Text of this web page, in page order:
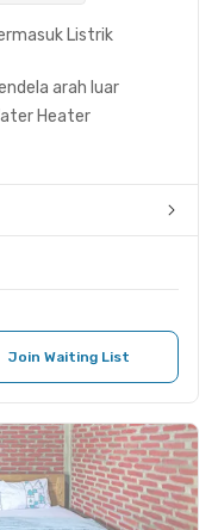
Listrik
arah luar
Heater
Join Waiting List